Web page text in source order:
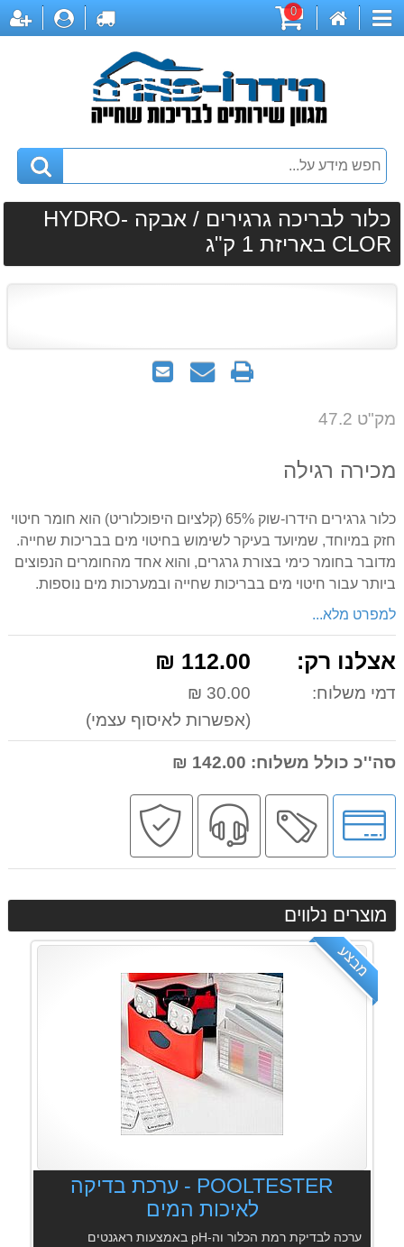
קטגוריות
0
לקופה
כלור לבריכה גרגירים / אבקה HYDRO-
CLOR באריזת 1 ק"ג
שלח
שאל
הדפס
מק"ט 47.2
מכירה רגילה
כלור גרגירים הידרו-שוק 65% (קלציום היפוכלוריט) הוא חומר חיטוי
חזק במיוחד, שמיועד בעיקר לשימוש בחיטוי מים בבריכות שחייה.
מדובר בחומר כימי בצורת גרגרים, והוא אחד מהחומרים הנפוצים
ביותר עבור חיטוי מים בבריכות שחייה ובמערכות מים נוספות.
למפרט מלא...
אצלנו רק: 112.00 ₪
דמי משלוח:
30.00 ₪
(אפשרות לאיסוף עצמי)
סה''כ כולל משלוח:
לאפשרויות
תשלומים
מבצע
שירות
מקצועי
מוצרים נלווים
מבצע
POOLTESTER - ערכת בדיקה
לאיכות המים
ערכה לבדיקת רמת הכלור וה-pH באמצעות ראגנטים